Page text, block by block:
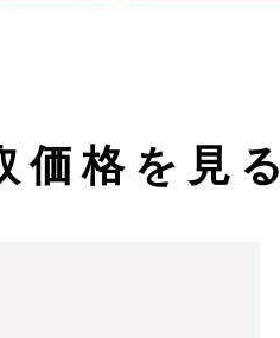
価格を見る